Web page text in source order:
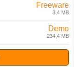
Freeware
3,4 MB
Demo
234,4 MB